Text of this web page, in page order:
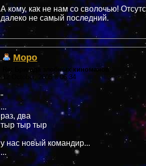
А кому, как не нам со сволочью!
далеко не самый последний.
Моро
Re: Бригада злобных киноманов
12 October, 2005 в 06:34
"
...
раз, два
тыр тыр тыр
у нас новый командир...
...